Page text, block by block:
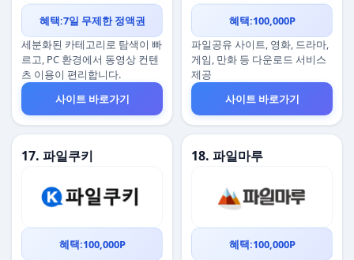
혜택:7일 무제한 정액권
세분화된 카테고리로 탐색이 빠
르고, PC 환경에서 동영상 컨텐
츠 이용이 편리합니다.
사이트 바로가기
혜택:100,000P
파일공유 사이트, 영화, 드라마,
게임, 만화 등 다운로드 서비스
제공
사이트 바로가기
17. 파일쿠키
혜택:100,000P
18. 파일마루
혜택:100,000P